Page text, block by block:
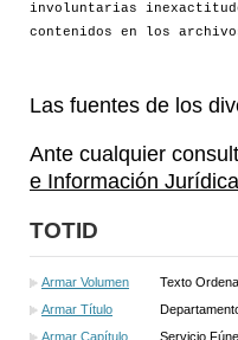
involuntarias
contenidos en los
Las fuentes de los
Ante cualquier
e Información Jurídica
TOTID
Armar Volumen
Texto
Armar Título
Armar Capítulo
Servicio